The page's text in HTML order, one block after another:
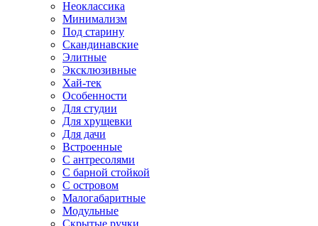
Неоклассика
Минимализм
Под старину
Скандинавские
Элитные
Эксклюзивные
Хай-тек
Особенности
Для студии
Для хрущевки
Для дачи
Встроенные
С антресолями
С барной стойкой
С островом
Малогабаритные
Модульные
Скрытые ручки